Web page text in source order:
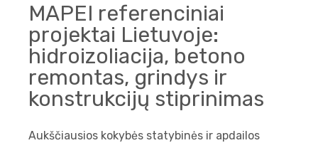
MAPEI referenciniai
projektai Lietuvoje:
hidroizoliacija, betono
remontas, grindys ir
konstrukcijų stiprinimas
Aukščiausios kokybės statybinės ir apdailos